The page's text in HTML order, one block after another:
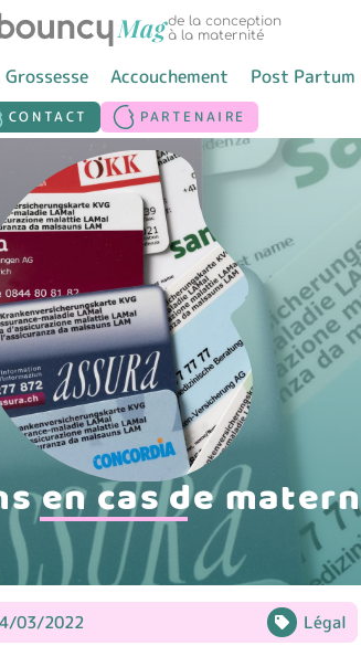
de la conception
à la maternité
Grossesse Accouchement Post Partum
CONTACT PARTENAIRE
en cas de
03/2022 Légal